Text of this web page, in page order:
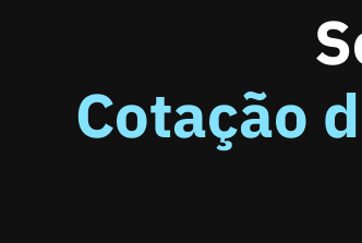
Cotação